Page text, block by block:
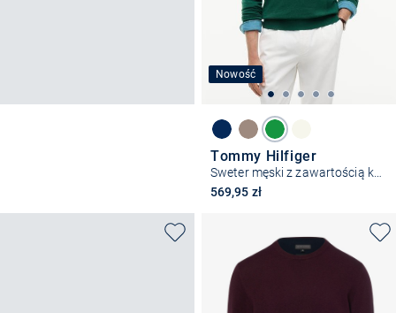
Nowość
Tommy Hilfiger
Sweter męski z zawartością kaszmiru
569,95 zł